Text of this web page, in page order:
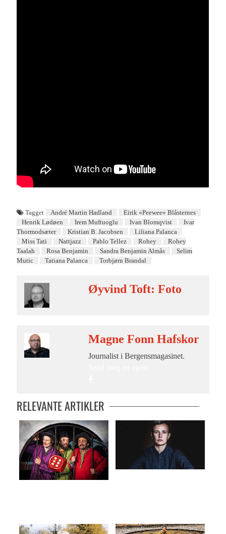
Tagget André Martin Hadland
Eirik «Peewee» Blåsternes
Henrik Lødøen
Irem Muftuoglu Ivan Blomqvist
Ivar
Thormodsæter
Kristian B. Jacobsen
Liliana Palanca
Miss Tati
Nattjazz Pablo Tellez Rohey
Rohey
Taalah
Rosa Benjamin Sandra Benjamin Almås
Selim
Mutic
Tatiana Palanca Torbjørn Brandal
Øyvind Toft: Foto
Magne Fonn Hafskor
Journalist i Bergensmagasinet.
RELEVANTE ARTIKLER